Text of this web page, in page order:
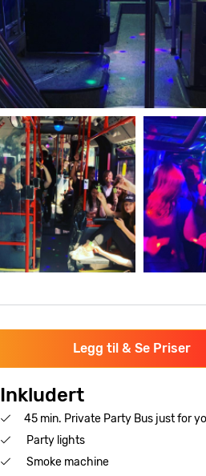
Legg til & Se Priser
Inkludert
45 min. Private Party Bus just for
Party lights
Smoke machine